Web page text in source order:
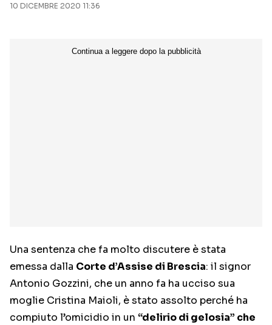
10 DICEMBRE 2020 11:36
Una sentenza che fa molto discutere è stata
emessa dalla Corte d’Assise di Brescia: il signor
Antonio Gozzini, che un anno fa ha ucciso sua
moglie Cristina Maioli, è stato assolto perché ha
compiuto l’omicidio in un “delirio di gelosia” che